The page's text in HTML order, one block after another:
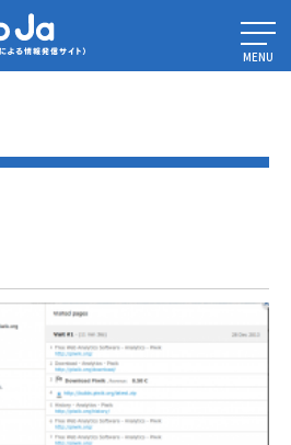
Visitor-Profile
MENU